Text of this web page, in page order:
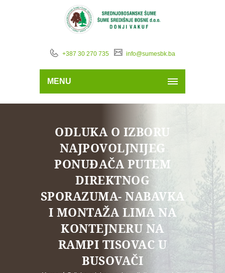
+387 30 270 735 info@sumesbk.ba
MENU
ODLUKA O IZBORU
NAJPOVOLJNIJEG
PONUĐAČA PUTEM
DIREKTNOG
SPORAZUMA- NABAVKA
I MONTAŽA LIMA NA
KONTEJNERU NA
RAMPI TISOVAC U
BUSOVAČI